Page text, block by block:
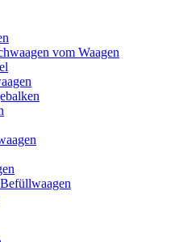
vom Waagen